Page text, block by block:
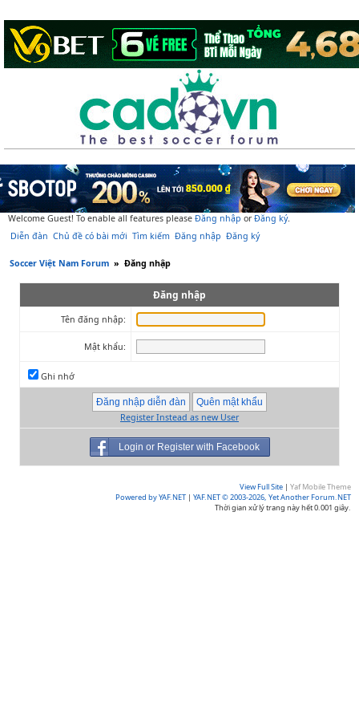
Welcome Guest! To enable all features please Đăng nhập orĐăng ký.
Diễn đàn Chủ đề có bài mới Tìm kiếm Đăng nhập Đăng ký
Soccer Việt Nam Forum » Đăng nhập
Đăng nhập
Tên đăng nhập:
Mật khẩu:
Ghi nhớ
Register Instead as new User
Login or Register with Facebook
View Full Site | Yaf Mobile Theme
Powered by YAF.NET | YAF.NET © 2003-2026, Yet Another Forum.NET
Thời gian xử lý trang này hết 0.001 giây.